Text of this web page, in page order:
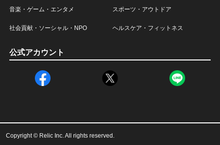
音楽・ゲーム・エンタメ スポーツ・アウトドア
社会貢献・ソーシャル・NPO ヘルスケア・フィットネス
公式アカウント
Copyright © Relic Inc. All rights reserved.